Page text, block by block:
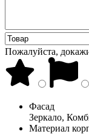
Пожалуйста,
Фасад
Зеркало,
Материал